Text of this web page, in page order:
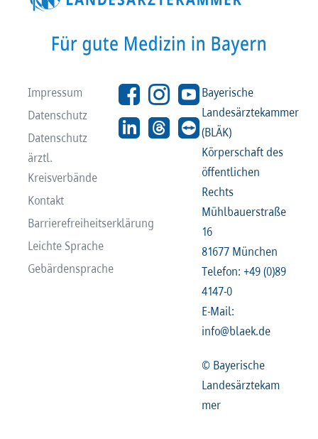
Impressum
Datenschutz
Datenschutz
ärztl.
Kreisverbände
Kontakt
Barrierefreiheitserklärung
Leichte Sprache
Gebärdensprache
Bayerische
Landesärztekammer
(BLÄK)
Körperschaft des
öffentlichen
Rechts
Mühlbauerstraße
16
81677 München
Telefon: +49 (0)89
4147-0
E-Mail:
info@blaek.de
© Bayerische
Landesärztekam
mer